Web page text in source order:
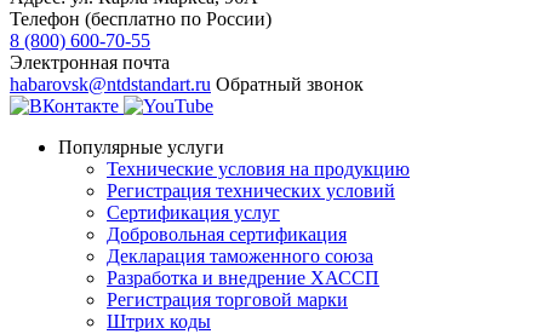
Телефон (бесплатно по России)
8 (800) 600-70-55
Электронная почта
habarovsk@ntdstandart.ru Обратный звонок
Популярные услуги
Технические условия на продукцию
Регистрация технических условий
Сертификация услуг
Добровольная сертификация
Декларация таможенного союза
Разработка и внедрение ХАССП
Регистрация торговой марки
Штрих коды